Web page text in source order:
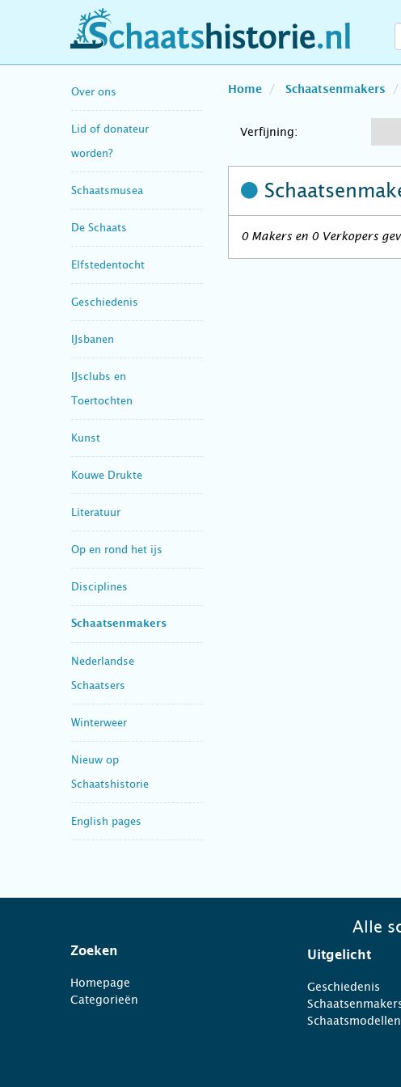
schaatshistorie.nl
Over ons
Lid of donateur
worden?
Schaatsmusea
De Schaats
Elfstedentocht
Geschiedenis
IJsbanen
IJsclubs en
Toertochten
Kunst
Kouwe Drukte
Literatuur
Op en rond het ijs
Disciplines
Schaatsenmakers
Nederlandse
Schaatsers
Winterweer
Nieuw op
Schaatshistorie
English pages
Home Schaatsenmakers
Verfijning:
0 Makers en 0 Verkopers
Alle
Zoeken
Homepage
Categorieën
Uitgelicht
Geschiedenis
Schaatsmodellen